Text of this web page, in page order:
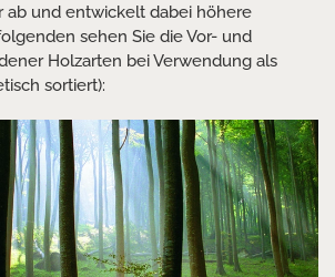
ab und entwickelt dabei höhere
sehen Sie die Vor- und
Holzarten bei Verwendung als
sortiert):